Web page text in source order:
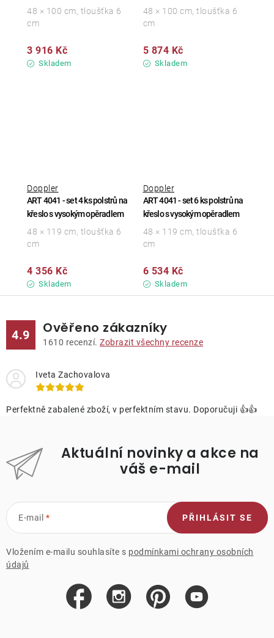
Skladem
3 916 Kč
48 × 100 cm, tloušťka 6
cm
Skladem
5 874 Kč
48 × 100 cm, tloušťka 6
cm
ART 4041 - set 4 ks polstrů na
křeslo s vysokým opěradlem
Doppler
Skladem
4 356 Kč
48 × 119 cm, tloušťka 6
cm
ART 4041 - set 6 ks polstrů na
křeslo s vysokým opěradlem
Doppler
Skladem
6 534 Kč
48 × 119 cm, tloušťka 6
cm
4.9 Ověřeno zákazníky
1610 recenzí. Zobrazit všechny recenze
Iveta Zachovalova
Perfektně zabalené zboží, v perfektním stavu. Doporučuji 👍👍
Aktuální novinky a akce na
váš e-mail
E-mail
Vložením e-mailu souhlasíte s podmínkami ochrany osobních
údajů
PŘIHLÁSIT SE